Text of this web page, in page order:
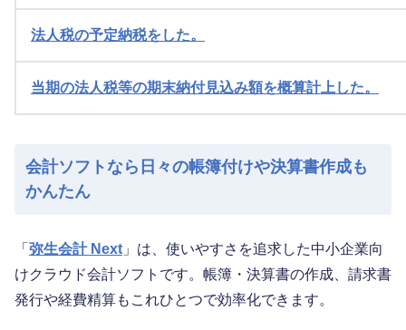
法人税の予定納税をした。
当期の法人税等の期末納付見込み額を概算計上した。
会計ソフトなら日々の帳簿付けや決算書作成も
かんたん
「 弥生会計 Next 」は、使いやすさを追求した中小企業向
けクラウド会計ソフトです。帳簿・決算書の作成、請求書
発行や経費精算もこれひとつで効率化できます。